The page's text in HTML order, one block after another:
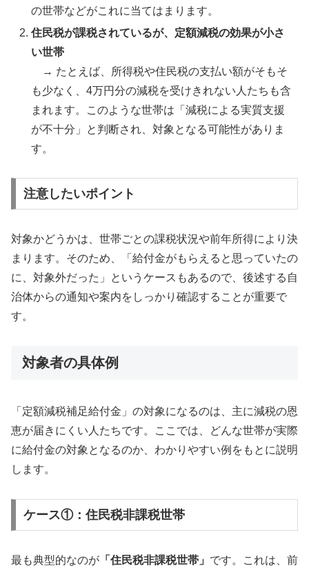
の世帯などがこれに当てはまります。
住民税が課税されているが、定額減税の効果が小さ
い世帯
→ たとえば、所得税や住民税の支払い額がそもそ
も少なく、4万円分の減税を受けきれない人たちも含
まれます。このような世帯は「減税による実質支援
が不十分」と判断され、対象となる可能性がありま
す。
注意したいポイント
対象かどうかは、世帯ごとの課税状況や前年所得により決
まります。そのため、「給付金がもらえると思っていたの
に、対象外だった」というケースもあるので、後述する自
治体からの通知や案内をしっかり確認することが重要で
す。
対象者の具体例
「定額減税補足給付金」の対象になるのは、主に減税の恩
恵が届きにくい人たちです。ここでは、どんな世帯が実際
に給付金の対象となるのか、わかりやすい例をもとに説明
します。
ケース①：住民税非課税世帯
最も典型的なのが 「住民税非課税世帯」 です。これは、前